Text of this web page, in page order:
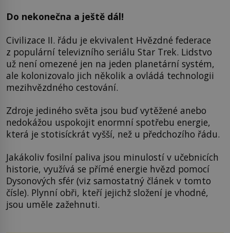
Do nekonečna a ještě dál!
Civilizace II. řádu je ekvivalent Hvězdné federace
z populární televizního seriálu Star Trek. Lidstvo
už není omezené jen na jeden planetární systém,
ale kolonizovalo jich několik a ovládá technologii
mezihvězdného cestování.
Zdroje jediného světa jsou buď vytěžené anebo
nedokážou uspokojit enormní spotřebu energie,
která je stotisíckrát vyšší, než u předchozího řádu.
Jakákoliv fosilní paliva jsou minulostí v učebnicích
historie, využívá se přímé energie hvězd pomocí
Dysonových sfér (viz samostatný článek v tomto
čísle). Plynní obři, kteří jejichž složení je vhodné,
jsou uměle zažehnuti.